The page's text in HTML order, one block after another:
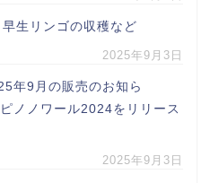
生リンゴの収穫など
2025年9月3日
年9月の販売のお知ら
ノノワール2024をリリース
2025年9月3日